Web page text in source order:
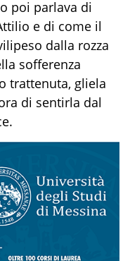
poi parlava di
e di come il
dalla rozza
sofferenza
trattenuta, gliela
di sentirla dal